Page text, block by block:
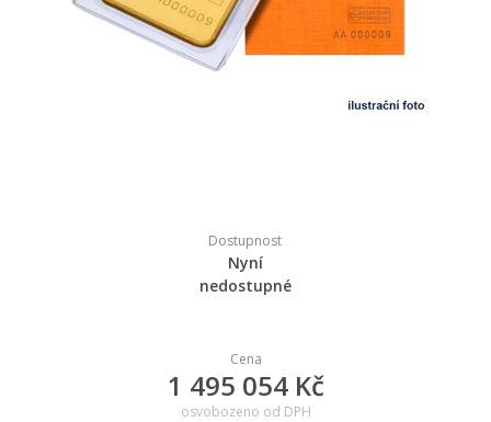
Dostupnost
Nyní
nedostupné
Cena
1 495 054 Kč
osvobozeno od DPH